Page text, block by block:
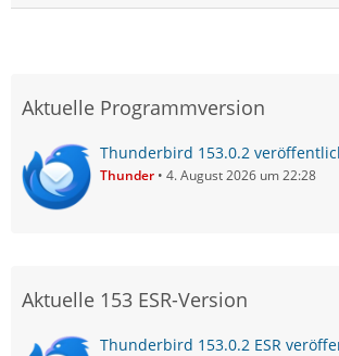
Aktuelle Programmversion
Thunderbird 153.0.2
Thunder 4. August 2026 um 22:28
Aktuelle 153 ESR-Version
Thunderbird 153.0.2 ESR